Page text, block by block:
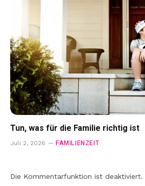
Tun, was für die Familie richtig ist
Juli 2, 2026 FAMILIENZEIT
Die Kommentarfunktion ist deaktiviert.